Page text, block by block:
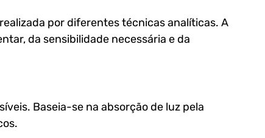
por diferentes técnicas analíticas. A
da sensibilidade necessária e da
Baseia-se na absorção de luz pela